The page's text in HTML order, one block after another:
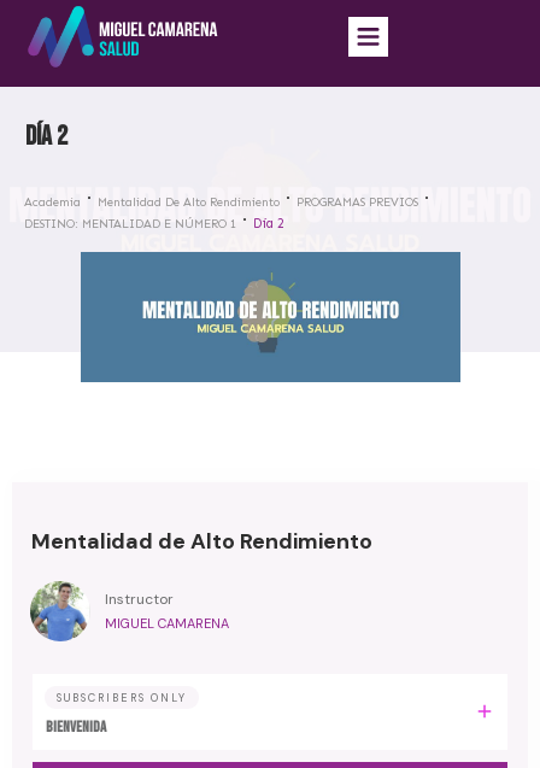
Día 2
Academia Mentalidad De Alto Rendimiento
PROGRAMAS PREVIOS
DESTINO: MENTALIDAD E NÚMERO 1
Día 2
Mentalidad de Alto Rendimiento
Instructor
MIGUEL CAMARENA
SUBSCRIBERS ONLY
BIENVENIDA